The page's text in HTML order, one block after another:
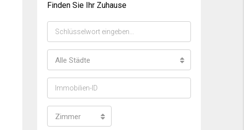
Finden Sie Ihr Zuhause
Alle Städte
Zimmer